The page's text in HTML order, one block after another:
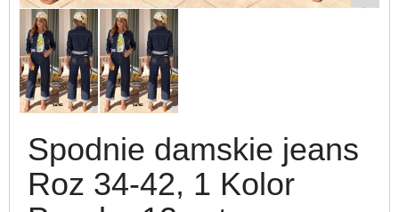
Spodnie damskie jeans
Roz 34-42, 1 Kolor